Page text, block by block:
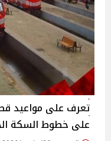
تعرف على مواعيد
على خطوط السكة